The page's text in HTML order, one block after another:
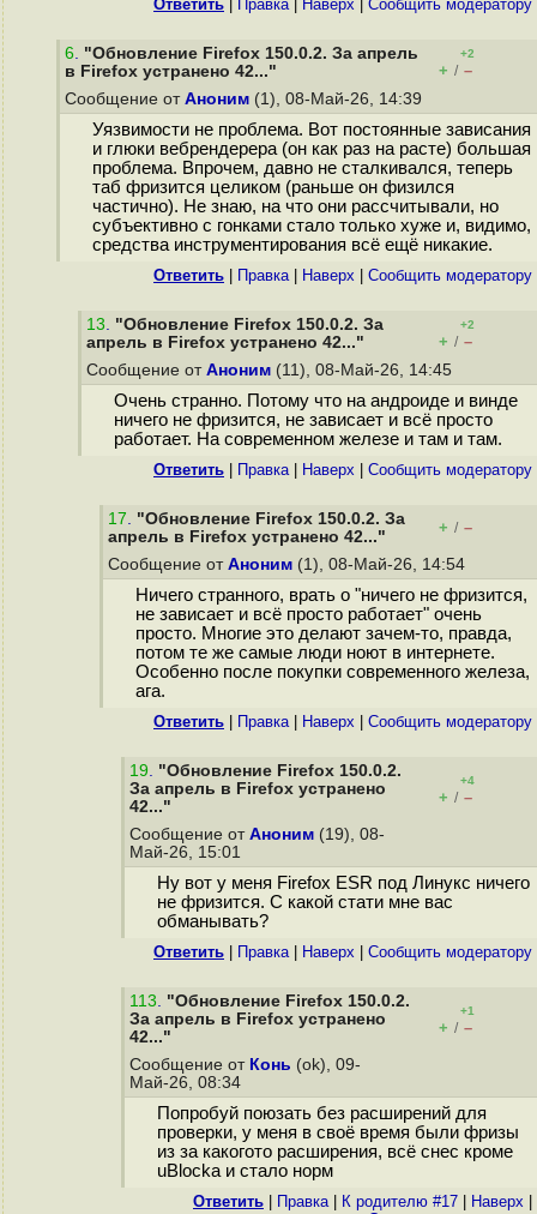
Ответить Правка| Наверх Cообщить модератору
6. "Обновление Firefox 150.0.2. За апрель
в Firefox устранено 42..."
+2
+ / –
Сообщение от Аноним (1), 08-Май-26, 14:39
Уязвимости не проблема. Вот постоянные зависания
и глюки вебрендерера (он как раз на расте) большая
проблема. Впрочем, давно не сталкивался, теперь
таб фризится целиком (раньше он физился
частично). Не знаю, на что они рассчитывали, но
субъективно с гонками стало только хуже и, видимо,
средства инструментирования всё ещё никакие.
Ответить Правка| Наверх Cообщить модератору
13. "Обновление Firefox 150.0.2. За
апрель в Firefox устранено 42..."
+2
+ / –
Сообщение от Аноним (11), 08-Май-26, 14:45
Очень странно. Потому что на андроиде и винде
ничего не фризится, не зависает и всё просто
работает. На современном железе и там и там.
Ответить Правка| Наверх Cообщить модератору
17. "Обновление Firefox 150.0.2. За
апрель в Firefox устранено 42..."
+ / –
Сообщение от Аноним (1), 08-Май-26, 14:54
Ничего странного, врать о "ничего не фризится,
не зависает и всё просто работает" очень
просто. Многие это делают зачем-то, правда,
потом те же самые люди ноют в интернете.
Особенно после покупки современного железа,
ага.
Ответить Правка| Наверх Cообщить модератору
19. "Обновление Firefox 150.0.2.
За апрель в Firefox устранено
42..."
+4
+ / –
Сообщение от Аноним (19), 08-
Май-26, 15:01
Ну вот у меня Firefox ESR под Линукс ничего
не фризится. С какой стати мне вас
обманывать?
Ответить Правка| Наверх Cообщить модератору
113. "Обновление Firefox 150.0.2.
За апрель в Firefox устранено
42..."
+1
+ / –
Сообщение от Конь (ok), 09-
Май-26, 08:34
Попробуй поюзать без расширений для
проверки, у меня в своё время были фризы
из за какогото расширения, всё снес кроме
uBlocka и стало норм
Ответить Правка| К родителю #17 Наверх